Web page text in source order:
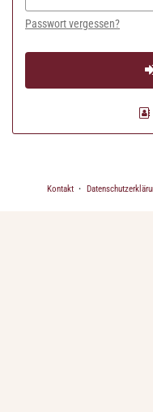
Passwort vergessen?
Kontakt